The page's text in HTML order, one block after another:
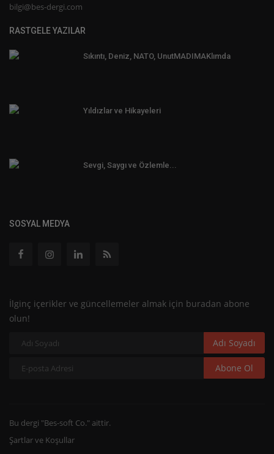
bilgi@bes-dergi.com
RASTGELE YAZILAR
Sıkıntı, Deniz, NATO, UnutMADIMAKlımda
Yıldızlar ve Hikayeleri
Sevgi, Saygı ve Özlemle...
SOSYAL MEDYA
İlginç içerikler ve güncellemeler almak için buradan abone
olun!
Adı Soyadı
Abone Ol
Bu dergi "Bes-soft Co." aittir.
Şartlar ve Koşullar